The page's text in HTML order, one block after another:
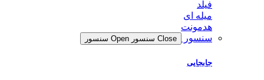
فیلد
میله ای
هدمونت
سنسور
Close سنسور Open سنسور
جابجایی